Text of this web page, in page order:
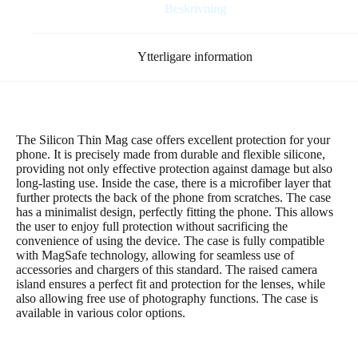
Beskrivning
Ytterligare information
The Silicon Thin Mag case offers excellent protection for your
phone. It is precisely made from durable and flexible silicone,
providing not only effective protection against damage but also
long-lasting use. Inside the case, there is a microfiber layer that
further protects the back of the phone from scratches. The case
has a minimalist design, perfectly fitting the phone. This allows
the user to enjoy full protection without sacrificing the
convenience of using the device. The case is fully compatible
with MagSafe technology, allowing for seamless use of
accessories and chargers of this standard. The raised camera
island ensures a perfect fit and protection for the lenses, while
also allowing free use of photography functions. The case is
available in various color options.